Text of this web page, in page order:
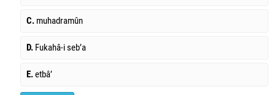
C. muhadramûn
D. Fukahâ-i seb’a
E.etbâ’